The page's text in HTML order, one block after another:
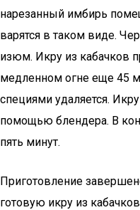
нарезанный имбирь
варятся в таком виде.
изюм. Икру из кабачков
медленном огне еще 45
специями удаляется.
помощью блендера. В
пять минут.
Приготовление
готовую икру из